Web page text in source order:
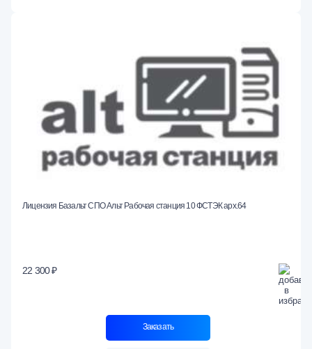
Лицензия Базальт СПО Альт Рабочая станция 10 ФСТЭК арх.64
22 300 ₽
Заказать